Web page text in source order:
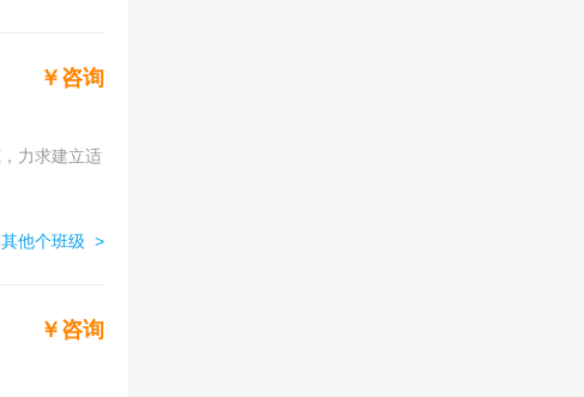
￥咨询
其他个班级 >
￥咨询